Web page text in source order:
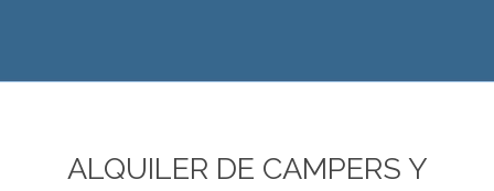
ALQUILER DE CAMPERS Y